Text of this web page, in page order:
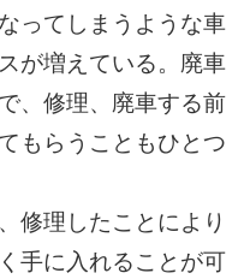
ってしまうような車
が増えている。廃車
、修理、廃車する前
もらうこともひとつ
修理したことにより
手に入れることが可